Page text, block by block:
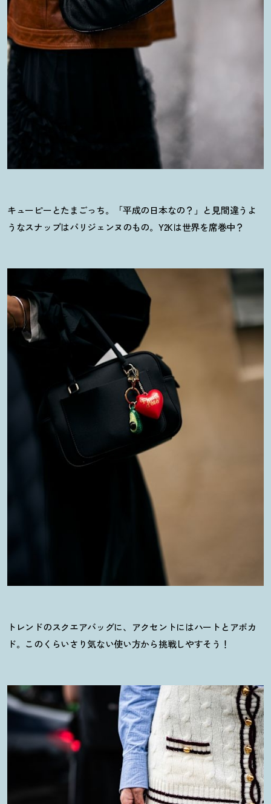
キューピーとたまごっち。「平成の日本なの？ 」と見間違うよ
うなスナップはパリジェンヌのもの。Y2Kは世界を席巻中？
トレンドのスクエアバッグに、アクセントにはハートとアボカ
ド。このくらいさり気ない使い方から挑戦しやすそう ！